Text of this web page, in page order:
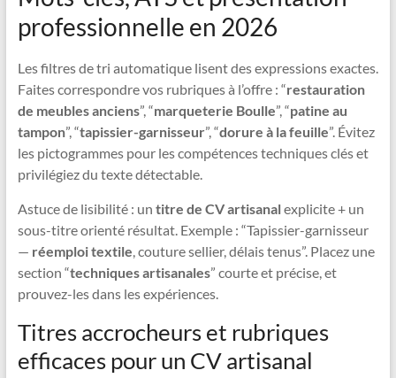
professionnelle en 2026
Les filtres de tri automatique lisent des expressions exactes.
Faites correspondre vos rubriques à l’offre : “restauration
de meubles anciens”, “marqueterie Boulle”, “patine au
tampon”, “tapissier-garnisseur”, “dorure à la feuille”. Évitez
les pictogrammes pour les compétences techniques clés et
privilégiez du texte détectable.
Astuce de lisibilité : un titre de CV artisanalexplicite + un
sous-titre orienté résultat. Exemple : “Tapissier-garnisseur
— réemploi textile, couture sellier, délais tenus”. Placez une
section “techniques artisanales” courte et précise, et
prouvez-les dans les expériences.
Titres accrocheurs et rubriques
efficaces pour un CV artisanal